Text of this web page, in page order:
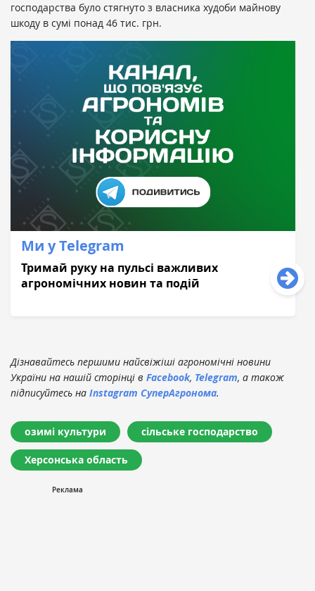
господарства було стягнуто з власника худоби майнову
шкоду в сумі понад 46 тис. грн.
Ми у Telegram
Тримай руку на пульсі важливих
агрономічних новин та подій
Дізнавайтесь першими найсвіжіші агрономічні новини
України на нашій сторінці в Facebook, Telegram, а також
підписуйтесь на Instagram СуперАгронома.
озимі культури сільське господарство
Херсонська область